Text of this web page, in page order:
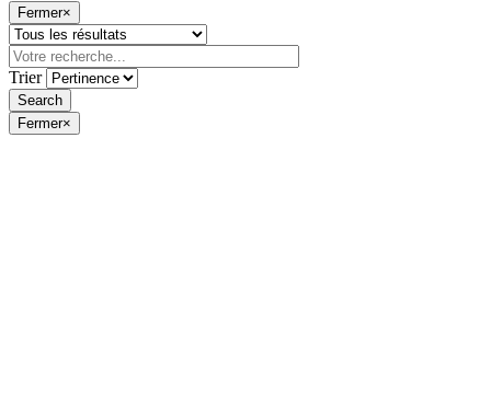
Fermer×
Trier
Fermer×